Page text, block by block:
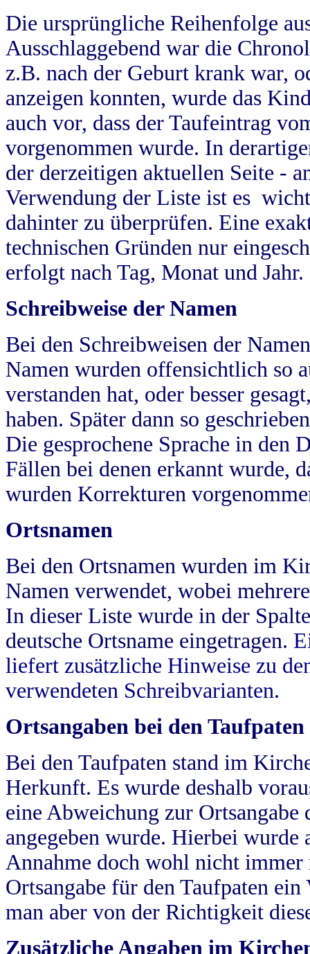
Die ursprüngliche Reihenfolge
Ausschlaggebend war die
z.B. nach der Geburt krank war,
anzeigen konnten, wurde das
auch vor, dass der Taufeintrag
vorgenommen wurde. In
der derzeitigen aktuellen Seite -
Verwendung der Liste ist es
dahinter zu überprüfen. Eine
technischen Gründen nur
erfolgt nach Tag, Monat und Jahr.
Schreibweise der Namen
Bei den Schreibweisen der
Namen wurden offensichtlich so
verstanden hat, oder besser
haben. Später dann so
Die gesprochene Sprache in
Fällen bei denen erkannt wurde,
wurden Korrekturen
Ortsnamen
Bei den Ortsnamen wurden im
Namen verwendet, wobei
In dieser Liste wurde in der
deutsche Ortsname eingetragen.
liefert zusätzliche Hinweise zu
verwendeten Schreibvarianten.
Ortsangaben bei den Taufpaten
Bei den Taufpaten stand im
Herkunft. Es wurde deshalb
eine Abweichung zur
angegeben wurde. Hierbei wurde
Annahme doch wohl nicht
Ortsangabe für den Taufpaten
man aber von der Richtigkeit
Zusätzliche Angaben im